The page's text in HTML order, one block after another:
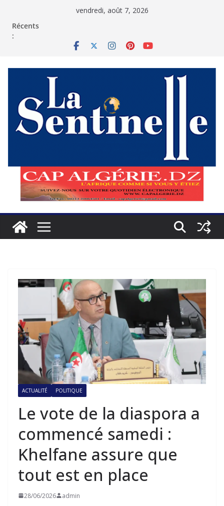
vendredi, août 7, 2026
Récents
:
ACTUALITÉ POLITIQUE
Le vote de la diaspora a
commencé samedi :
Khelfane assure que
tout est en place
28/06/2026 admin